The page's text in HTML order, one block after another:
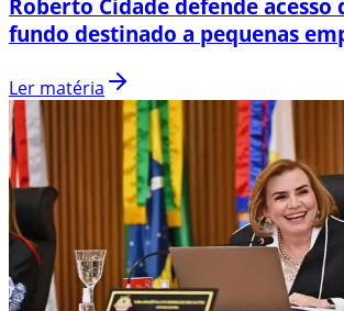
Roberto Cidade defende acesso
fundo destinado a pequenas
Ler matéria